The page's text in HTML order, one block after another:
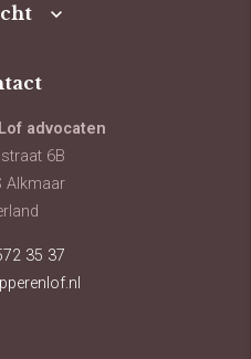
advocaten
6B
Alkmaar
35 37